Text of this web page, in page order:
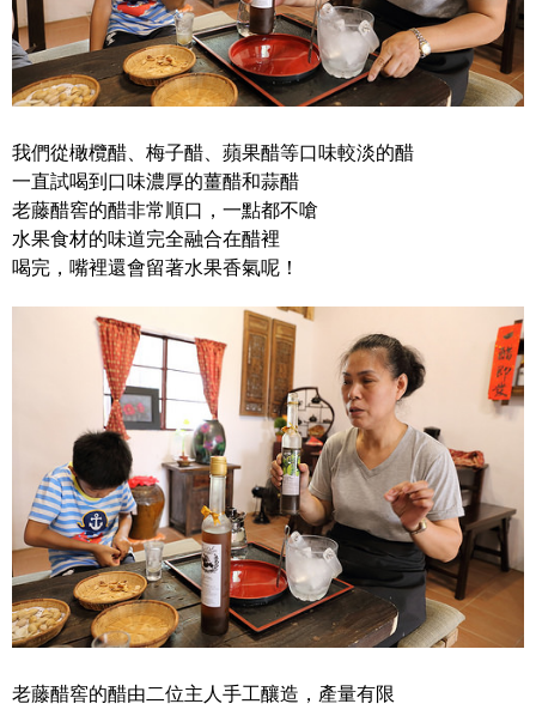
我們從橄欖醋、梅子醋、蘋果醋等口味較淡的醋
一直試喝到口味濃厚的薑醋和蒜醋
老藤醋窖的醋非常順口，一點都不嗆
水果食材的味道完全融合在醋裡
喝完，嘴裡還會留著水果香氣呢！
老藤醋窖的醋由二位主人手工釀造，產量有限